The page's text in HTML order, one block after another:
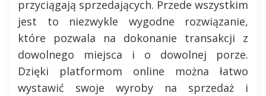
przyciągają sprzedających. Przede wszystkim
jest to niezwykle wygodne rozwiązanie,
które pozwala na dokonanie transakcji z
dowolnego miejsca i o dowolnej porze.
Dzięki platformom online można łatwo
wystawić swoje wyroby na sprzedaż i